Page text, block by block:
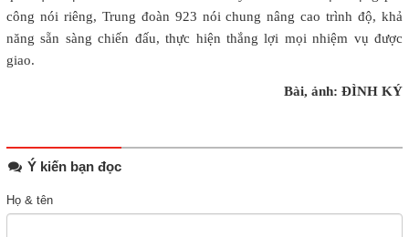
công nói riêng, Trung đoàn 923 nói chung nâng cao trình độ, khả
năng sẵn sàng chiến đấu, thực hiện thắng lợi mọi nhiệm vụ được
giao.
Bài, ảnh: ĐÌNH KÝ
Ý kiến bạn đọc
Họ & tên